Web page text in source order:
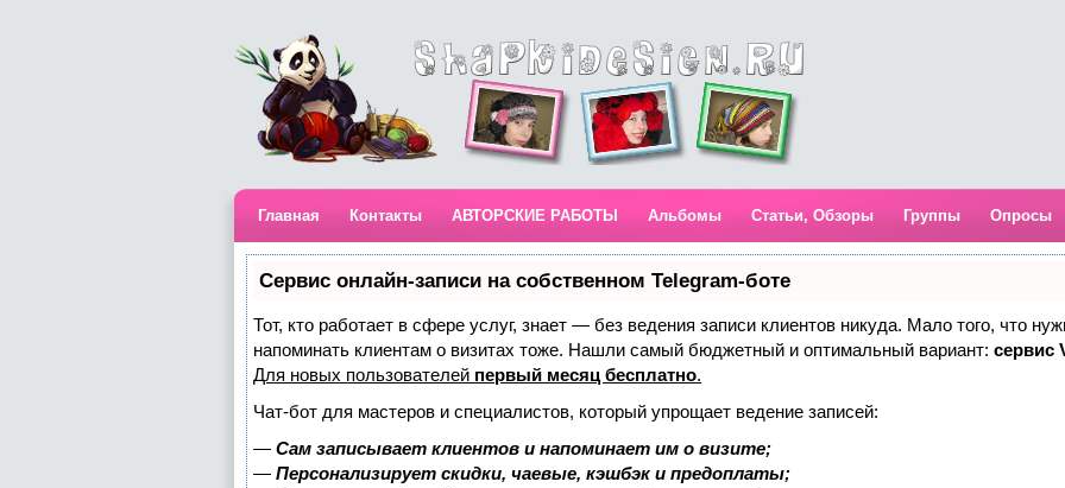
Главная Контакты АВТОРСКИЕ РАБОТЫ Альбомы Статьи, Обзоры Группы Опросы
Сервис онлайн-записи на собственном Telegram-боте
Тот, кто работает в сфере услуг, знает — без ведения записи клиентов никуда. Мало того, что
напоминать клиентам о визитах тоже. Нашли самый бюджетный и оптимальный вариант: сервис
Для новых пользователей первый месяц бесплатно.
Чат-бот для мастеров и специалистов, который упрощает ведение записей:
— Сам записывает клиентов и напоминает им о визите;
— Персонализирует скидки, чаевые, кэшбэк и предоплаты;